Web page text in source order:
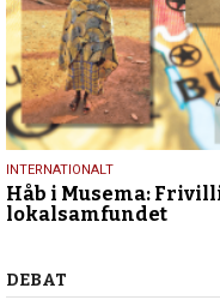
14.
september
2025
INTERNATIONALT
Håb i Musema:
lokalsamfundet
Debat
DEBAT